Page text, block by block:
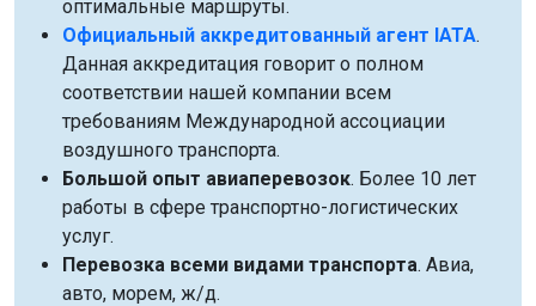
оптимальные маршруты.
Официальный аккредитованный агент IATA.
Данная аккредитация говорит о полном
соответствии нашей компании всем
требованиям Международной ассоциации
воздушного транспорта.
Большой опыт авиаперевозок. Более 10 лет
работы в сфере транспортно-логистических
услуг.
Перевозка всеми видами транспорта. Авиа,
авто, морем, ж/д.